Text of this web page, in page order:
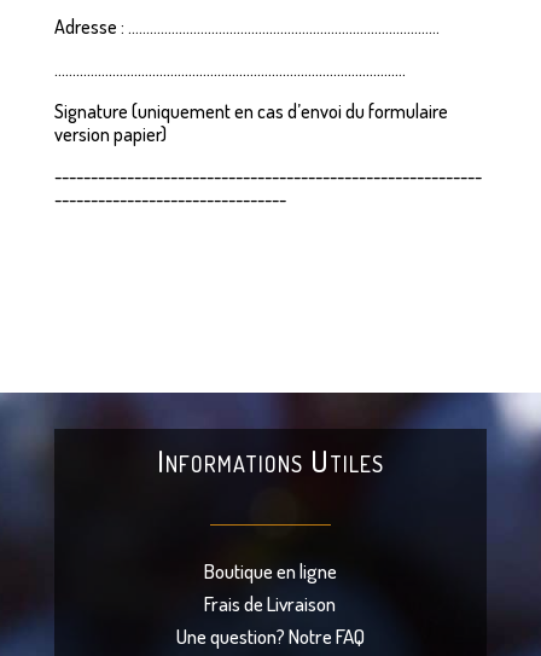
Adresse : …………………………………………………………………………..
…………………………………………………………………………………….
Signature (uniquement en cas d’envoi du formulaire
version papier)
-----------------------------------------------------------
--------------------------------
Informations Utiles
Boutique en ligne
Frais de Livraison
Une question? Notre FAQ